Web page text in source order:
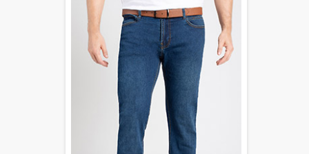
Dto. hasta 30%